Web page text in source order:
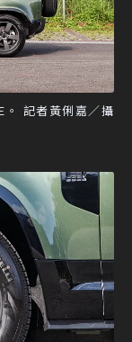
記者黃俐嘉／攝